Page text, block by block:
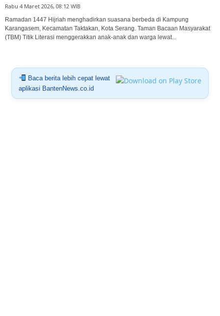
Rabu 4 Maret 2026, 08:12 WIB
Ramadan 1447 Hijriah menghadirkan suasana berbeda di Kampung
Karangasem, Kecamatan Taktakan, Kota Serang. Taman Bacaan Masyarakat
(TBM) Titik Literasi menggerakkan anak-anak dan warga lewat...
Baca berita lebih cepat lewat
aplikasi BantenNews.co.id